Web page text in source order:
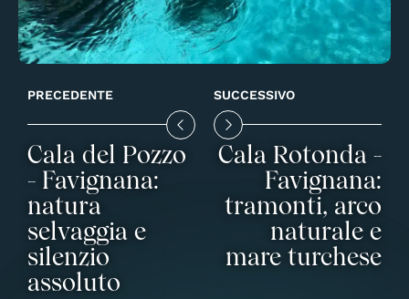
PRECEDENTE
Cala del Pozzo
- Favignana:
natura
selvaggia e
silenzio
assoluto
SUCCESSIVO
Cala Rotonda -
Favignana:
tramonti, arco
naturale e
mare turchese